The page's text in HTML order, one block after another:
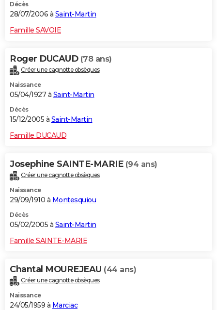
Décès
28/07/2006 à Saint-Martin
Famille SAVOIE
Roger DUCAUD (78 ans)
Créer une cagnotte obsèques
Naissance
05/04/1927 à Saint-Martin
Décès
15/12/2005 à Saint-Martin
Famille DUCAUD
Josephine SAINTE-MARIE (94 ans)
Créer une cagnotte obsèques
Naissance
29/09/1910 à Montesquiou
Décès
05/02/2005 à Saint-Martin
Famille SAINTE-MARIE
Chantal MOUREJEAU (44 ans)
Créer une cagnotte obsèques
Naissance
24/05/1959 à Marciac